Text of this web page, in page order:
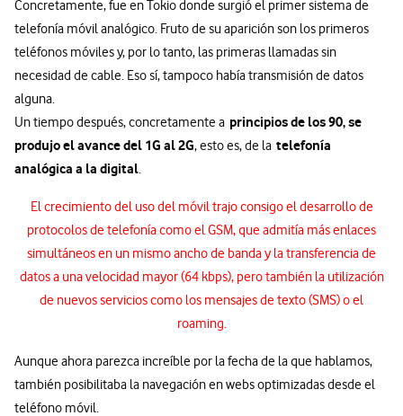
Concretamente, fue en Tokio donde surgió el primer sistema de
telefonía móvil analógico. Fruto de su aparición son los primeros
teléfonos móviles y, por lo tanto, las primeras llamadas sin
necesidad de cable. Eso sí, tampoco había transmisión de datos
alguna.
Un tiempo después, concretamente a principios de los 90, se
produjo el avance del 1G al 2G, esto es, de la telefonía
analógica a la digital.
El crecimiento del uso del móvil trajo consigo el desarrollo de
protocolos de telefonía como el GSM, que admitía más enlaces
simultáneos en un mismo ancho de banda y la transferencia de
datos a una velocidad mayor (64 kbps), pero también la utilización
de nuevos servicios como los mensajes de texto (SMS) o el
roaming.
Aunque ahora parezca increíble por la fecha de la que hablamos,
también posibilitaba la navegación en webs optimizadas desde el
teléfono móvil.